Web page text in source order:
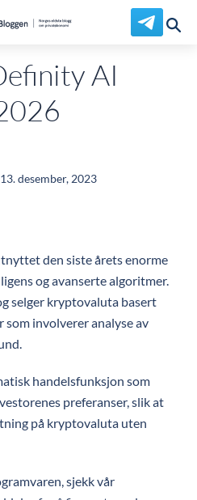
AI
13. desember, 2023
den siste årets enorme
og avanserte algoritmer.
selger kryptovaluta basert
som involverer analyse av
handelsfunksjon som
preferanser, slik at
på kryptovaluta uten
sjekk vår